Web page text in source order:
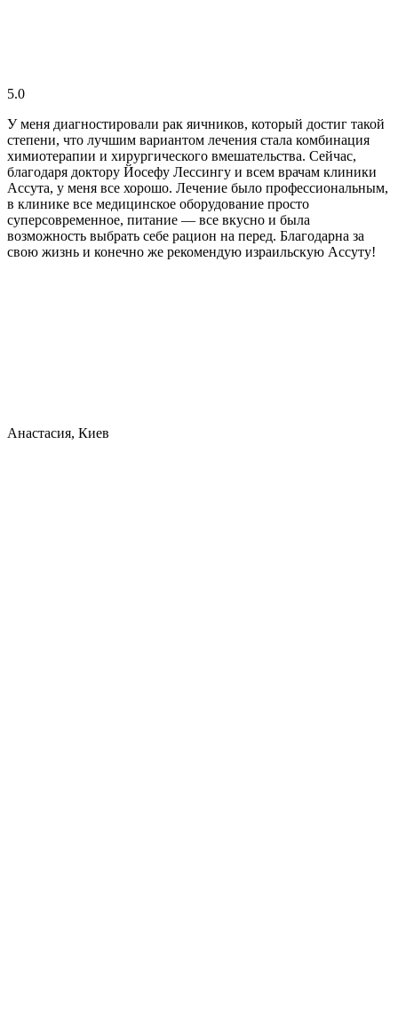
5.0
У меня диагностировали рак яичников, который достиг такой
степени, что лучшим вариантом лечения стала комбинация
химиотерапии и хирургического вмешательства. Сейчас,
благодаря доктору Йосефу Лессингу и всем врачам клиники
Ассута, у меня все хорошо. Лечение было профессиональным,
в клинике все медицинское оборудование просто
суперсовременное, питание — все вкусно и была
возможность выбрать себе рацион на перед. Благодарна за
свою жизнь и конечно же рекомендую израильскую Ассуту!
Анастасия, Киев